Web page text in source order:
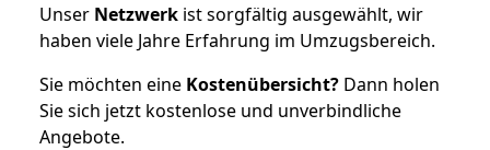
Unser Netzwerk ist sorgfältig ausgewählt, wir
haben viele Jahre Erfahrung im Umzugsbereich.
Sie möchten eine Kostenübersicht? Dann holen
Sie sich jetzt kostenlose und unverbindliche
Angebote.